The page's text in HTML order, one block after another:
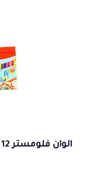
الوان فلومستر 12 لون 901 جامبو M&G